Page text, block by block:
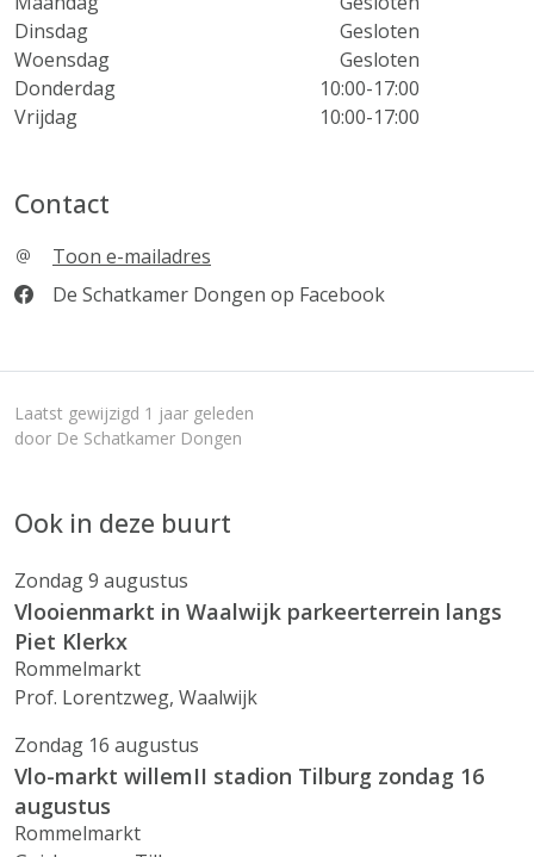
Dinsdag
Gesloten
Woensdag
Gesloten
Donderdag
10:00-17:00
Vrijdag
10:00-17:00
Contact
Toon e-mailadres
De Schatkamer Dongen op Facebook
Laatst gewijzigd 1 jaar geleden
door De Schatkamer Dongen
Ook in deze buurt
Zondag 9 augustus
Vlooienmarkt in Waalwijk parkeerterrein langs
Piet Klerkx
Rommelmarkt
Prof. Lorentzweg, Waalwijk
Zondag 16 augustus
Vlo-markt willemII stadion Tilburg zondag 16
augustus
Rommelmarkt